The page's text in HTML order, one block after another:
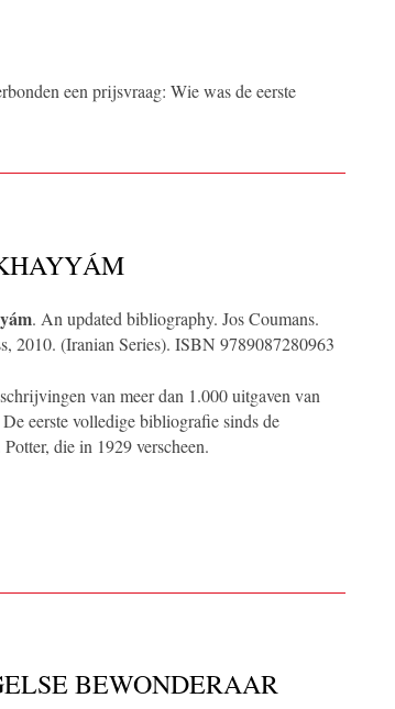
een prijsvraag: Wie was de eerste
. An updated bibliography. Jos Coumans.
2010. (Iranian Series). ISBN 9789087280963
van meer dan 1.000 uitgaven van
eerste volledige bibliografie sinds de
die in 1929 verscheen.
BEWONDERAAR